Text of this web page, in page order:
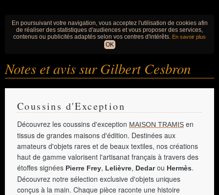
En poursuivant votre navigation, vous acceptez l'utilisation de cookies afin
de réaliser des statistiques d'audiences et vous proposer des services,
contenus ou publicités adaptés selon vos centres d'intérêts. En savoir plus
OK
Notes et avis sur Gilbert Cesbron
Coussins d'Exception
Découvrez les coussins d'exception MAISON TRAMIS en
tissus de grandes maisons d'édition. Destinées aux
amateurs d'objets rares et de beaux textiles, nos créations
haut de gamme valorisent l'artisanat français à travers des
étoffes signées Pierre Frey, Lelièvre, Dedarou Hermès.
Découvrez notre sélection exclusive d'objets uniques
conçus à la main. Chaque pièce raconte une histoire